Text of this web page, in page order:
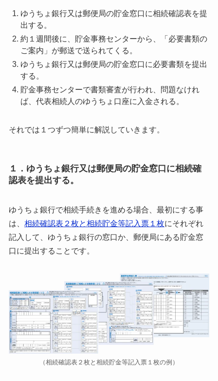
ゆうちょ銀行又は郵便局の貯金窓口に相続確認表を提
出する。
約１週間後に、貯金事務センターから、
「必要書類の
ご案内」が郵送で送られてくる。
ゆうちょ銀行又は郵便局の貯金窓口に必要書類を提出
する。
貯金事務センターで書類審査が行われ、
問題なけれ
ば、代表相続人のゆうちょ口座に入金される。
それでは１つずつ簡単に解説していきます。
１．ゆうちょ銀行又は郵便局の貯金窓口に相続確
認表を提出する。
ゆうちょ銀行で相続手続きを進める場合、最初にする事
は、 相続確認表２枚と相続貯金等記入票１枚にそれぞれ
記入して、 ゆうちょ銀行の窓口か、郵便局にある貯金窓
口に提出することです。
（相続確認表２枚と相続貯金等記入票１枚の例）